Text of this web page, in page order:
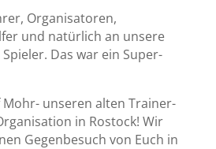
Organisatoren,
und natürlich an unsere
Das war ein Super-
unseren alten Trainer-
in Rostock! Wir
Gegenbesuch von Euch in